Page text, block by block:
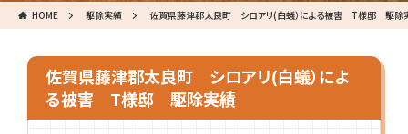
HOME 駆除実績 佐賀県藤津郡太良町 シロアリ(白蟻）による被害 T様邸 駆除
佐賀県藤津郡太良町 シロアリ(白蟻）によ
る被害 T様邸 駆除実績